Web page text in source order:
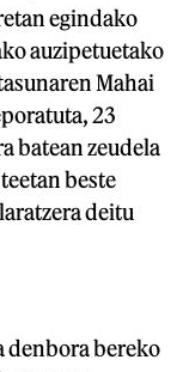
egindako
auzipetuetako
Mahai
23
batean zeudela
beste
deitu
denbora bereko